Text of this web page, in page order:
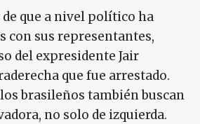
de que a nivel político ha
con sus representantes,
del expresidente Jair
que fue arrestado.
brasileños también buscan
no solo de izquierda.